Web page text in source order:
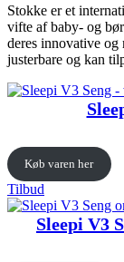
Stokke er et
vifte af baby- og
deres innovative og
justerbare og kan
Køb varen her
Tilbud
på
tilbud
Sleepi V3